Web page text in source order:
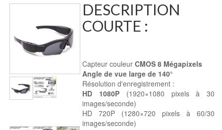
DESCRIPTION
COURTE :
Capteur couleurCMOS 8 Mégapixels
Angle de vue large de 140°
Résolution d'enregistrement :
HD 1080P (1920×1080 pixels à 30
images/seconde)
HD 720P (1280×720 pixels à 60/30
images/seconde)